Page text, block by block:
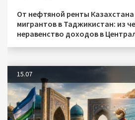
От нефтяной ренты
мигрантов в Таджикистан: из
неравенство доходов в
15.07